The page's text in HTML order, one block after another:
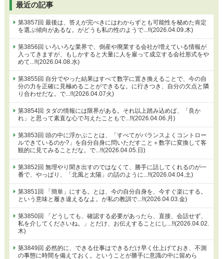
最近の記事
第3857回 最後は、答えが完ぺきにはわからずとも可能性を秘めた肯定
を選ぶ傾向があるな。がどうも私の性のようで...!!(2026.04.09.木)
第3856回 いろいろな業界で、倒産や廃業する会社が増えている情報が
入ってきますが、もしかすると大量に人を雇って成立する会社形式をや
めて...!!(2026.04.08.水)
第3855回 自分でやった結果はすべて数字に置き換えることで、今の自
分の力を正確に見極めることができるな。に行きつき、自分の欠点と隣
り合わせだな。で...!!(2026.04.07火)
第3854回 タダの情報には限界がある。それ以上踏み込めば、「良か
れ」と思って素直な心で与えたこともで...!!(2026.04.06.月)
第3853回 頭の中に浮かぶことは、「すべてがバランスよくコントロー
ルできているのか?」を自分自身に問いただすこと＋数字に変換して客
観的に見てみることだな。で...!!(2026.04.05.日)
第3852回 無理やり聞き出すのではなくて、勝手に話してくれるのが一
番で、やっぱり、「北風と太陽」の話のように...!!(2026.04.04.土)
第3851回 「簡単」にする。とは、今の自分自身を、今すぐ楽にする。
という意味と履き違えるなよ。が私の教訓で...!!(2026.04.03.金)
第3850回 「どうしても、確認する必要があったら、直接、会話せず、
私を介してくださいね。」とだけ、お伝えすることにし...!!(2026.04.02.
木)
第3849回 必然的に、できる仕事はできるだけ早く仕上げておき、不測
の事態に時間を備えておく。ということが勝手に意識の中に留めら